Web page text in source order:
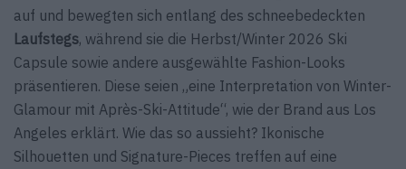
auf und bewegten sich entlang des schneebedeckten
Laufstegs, während sie die Herbst/Winter 2026 Ski
Capsule sowie andere ausgewählte Fashion-Looks
präsentieren. Diese seien „eine Interpretation von Winter-
Glamour mit Après-Ski-Attitude“, wie der Brand aus Los
Angeles erklärt. Wie das so aussieht? Ikonische
Silhouetten und Signature-Pieces treffen auf eine